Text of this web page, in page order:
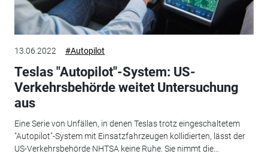
13.06.2022 #Autopilot
Teslas "Autopilot"-System: US-
Verkehrsbehörde weitet Untersuchung
aus
Eine Serie von Unfällen, in denen Teslas trotz eingeschaltetem
"Autopilot"-System mit Einsatzfahrzeugen kollidierten, lässt der
US-Verkehrsbehörde NHTSA keine Ruhe. Sie nimmt die...